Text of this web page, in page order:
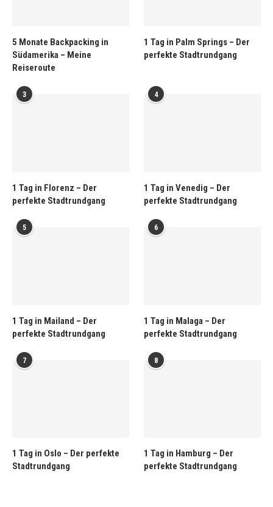
5 Monate Backpacking in
Südamerika – Meine
Reiseroute
1 Tag in Palm Springs – Der
perfekte Stadtrundgang
3
1 Tag in Florenz – Der
perfekte Stadtrundgang
4
1 Tag in Venedig – Der
perfekte Stadtrundgang
5
1 Tag in Mailand – Der
perfekte Stadtrundgang
6
1 Tag in Malaga – Der
perfekte Stadtrundgang
7
1 Tag in Oslo – Der perfekte
Stadtrundgang
8
1 Tag in Hamburg – Der
perfekte Stadtrundgang